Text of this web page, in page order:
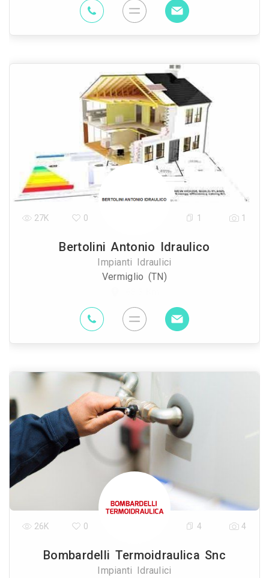
Bertolini Antonio Idraulico
Impianti Idraulici
Vermiglio (TN)
27K 0 1 1
Bombardelli Termoidraulica Snc
Impianti Idraulici
26K 0 4 4